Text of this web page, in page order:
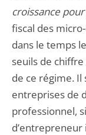
croissance
fiscal des
dans le temps
seuils de
de ce régime. Il
entreprises de
professionnel,